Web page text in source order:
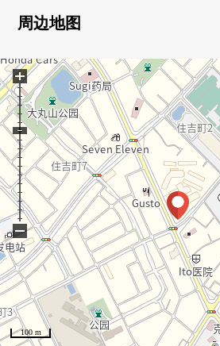
○ 便于不在时的行李的领取的智能快递
周边地图
100 m
+
−